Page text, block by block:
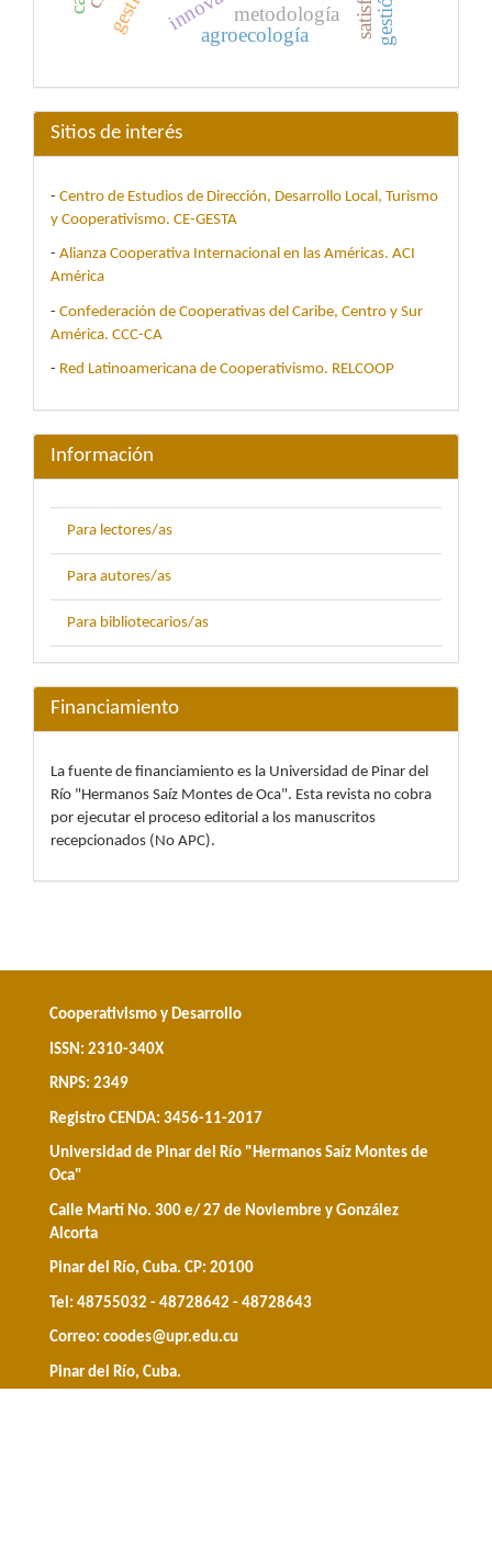
metodología
agroecología
Sitios de interés
- Centro de Estudios de Dirección, Desarrollo Local, Turismo
y Cooperativismo. CE-GESTA
- Alianza Cooperativa Internacional en las Américas. ACI
América
- Confederación de Cooperativas del Caribe, Centro y Sur
América. CCC-CA
- Red Latinoamericana de Cooperativismo. RELCOOP
Información
Para lectores/as
Para autores/as
Para bibliotecarios/as
Financiamiento
La fuente de financiamiento es la Universidad de Pinar del
Río "Hermanos Saíz Montes de Oca". Esta revista no cobra
por ejecutar el proceso editorial a los manuscritos
recepcionados (No APC).
Cooperativismo y Desarrollo
ISSN: 2310-340X
RNPS: 2349
Registro CENDA: 3456-11-2017
Universidad de Pinar del Río "Hermanos Saíz Montes de
Oca"
Calle Martí No. 300 e/ 27 de Noviembre y González
Alcorta
Pinar del Río, Cuba. CP: 20100
Tel: 48755032 - 48728642 - 48728643
Correo: coodes@upr.edu.cu
Pinar del Río, Cuba.